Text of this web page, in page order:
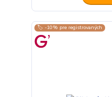
🏷️ -10% pre registrovaných